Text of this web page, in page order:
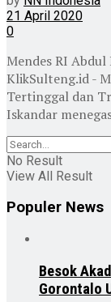
21 April 2020
0
Mendes RI
KlikSulteng.id -
Tertinggal dan
Iskandar
No Result
View All Result
Populer News
Besok
Gorontalo